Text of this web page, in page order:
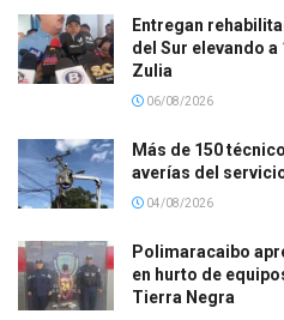
Entregan
del Sur elevando
Zulia
06/08/2026
Más de 150
averías del
04/08/2026
Polimaracaibo
en hurto de
Tierra Negra